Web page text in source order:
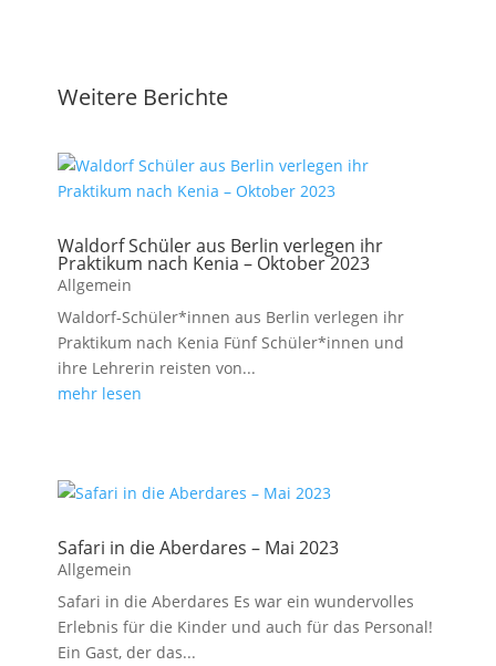
Weitere Berichte
Waldorf Schüler aus Berlin verlegen ihr
Praktikum nach Kenia – Oktober 2023
Allgemein
Waldorf-Schüler*innen aus Berlin verlegen ihr
Praktikum nach Kenia Fünf Schüler*innen und
ihre Lehrerin reisten von...
mehr lesen
Safari in die Aberdares – Mai 2023
Allgemein
Safari in die Aberdares Es war ein wundervolles
Erlebnis für die Kinder und auch für das Personal!
Ein Gast, der das...